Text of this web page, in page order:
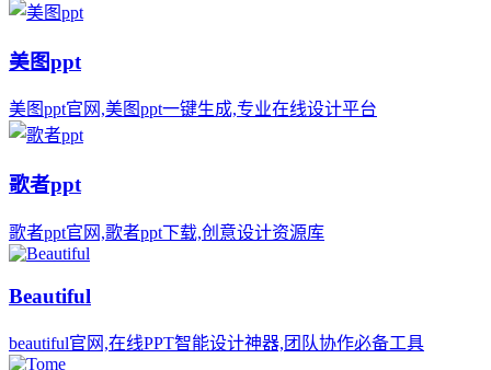
美图ppt
美图ppt官网,美图ppt一键生成,专业在线设计平台
歌者ppt
歌者ppt官网,歌者ppt下载,创意设计资源库
Beautiful
beautiful官网,在线PPT智能设计神器,团队协作必备工具